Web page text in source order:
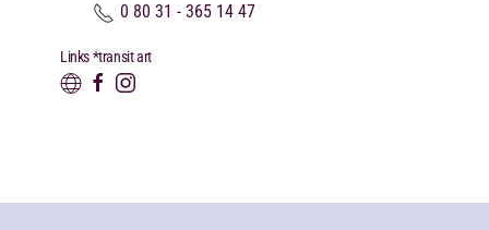
0 80 31 - 365 14 47
Links *transit art